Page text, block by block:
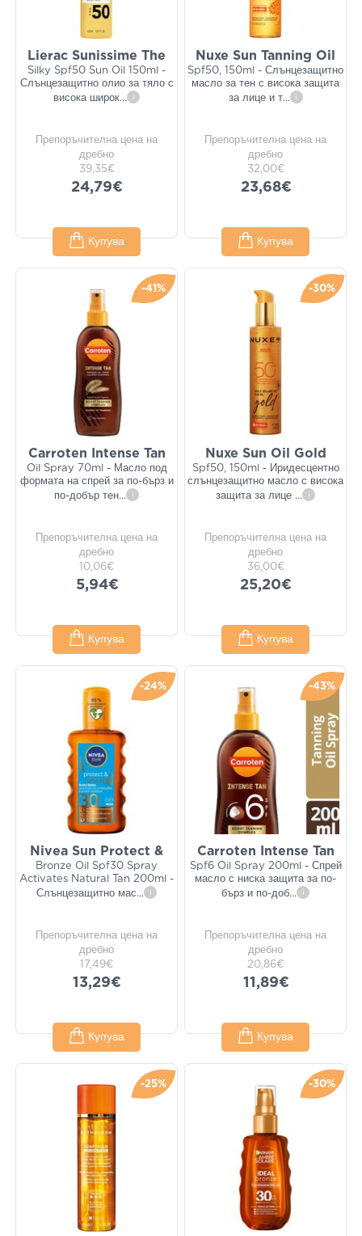
Lierac Sunissime The
Silky Spf50 Sun Oil 150ml -
Слънцезащитно олио за тяло с
висока широк... i
Препоръчителна цена на
дребно
39,35€
24,79€
Купува
Nuxe Sun Tanning Oil
Spf50, 150ml - Слънцезащитно
масло за тен с висока защита
за лице и т... i
Препоръчителна цена на
дребно
32,00€
23,68€
Купува
-41%
Carroten Intense Tan
Oil Spray 70ml - Масло под
формата на спрей за по-бърз и
по-добър тен... i
Препоръчителна цена на
дребно
10,06€
5,94€
Купува
-30%
Nuxe Sun Oil Gold
Spf50, 150ml - Иридесцентно
слънцезащитно масло с висока
защита за лице ... i
Препоръчителна цена на
дребно
36,00€
25,20€
Купува
-24%
Nivea Sun Protect &
Bronze Oil Spf30 Spray
Activates Natural Tan 200ml -
Слънцезащитно мас... i
Препоръчителна цена на
дребно
17,49€
13,29€
Купува
-43%
Carroten Intense Tan
Spf6 Oil Spray 200ml - Спрей
масло с ниска защита за по-
бърз и по-доб... i
Препоръчителна цена на
дребно
20,86€
11,89€
Купува
-25% -30%